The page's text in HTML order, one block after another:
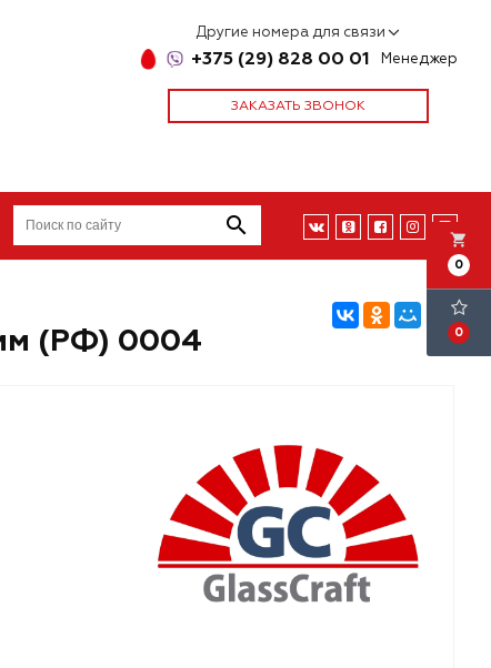
Другие номера для связи
+375 (29) 828 00 01 Менеджер
ЗАКАЗАТЬ ЗВОНОК
(РФ) 0004
local_grocery_store
0
0